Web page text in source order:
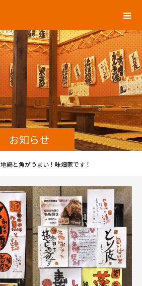
お知らせ
地鶏と魚がうまい！味畑家です！